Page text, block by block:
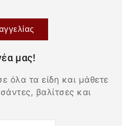
μας!
όλα τα είδη και μάθετε
βαλίτσες και